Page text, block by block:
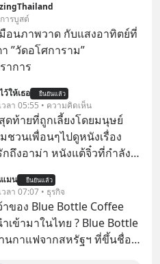
เพราะนอกจากจะช่วยลด
ด้แล้ว ยังเป็นโอกาสในการ
งระยะยาว แต่น้อยคน
กว่า ถ้าลงทุนใน RMF ควรรู้
วรดู ตรงไหน ทำอย่างไร ถึง
แล้วเราควรรู้ข้อมูลอะไร
บ้าง เพื่อให้นำไปใช้ต่อได้
ๆ ลงทุนแมนจะเล่าให้ฟัง
ารบูสต์
อนภาพวาด กับแสงอาทิตย์ที่
”วัดอโศการาม”
าการ
ว้ให้เธอ ยืนยันแล้ว
วลา 05:55 • ความคิดเห็น
ท้ายที่ถูกเลี้ยงโดยมนุษย์
ชวนเพื่อนๆไปดูหนังเรื่อง
หนังแต้จิ๋วที่กำลัง
ปสเตอร์หนังเรื่องนี้หลาย
ากดูมาก ด้วยเพราะว่า
ากเมืองจีน ป๊าก็พูดแต้จิ๋วได้
มีความผูกพันที่ได้ยินตั้งแต่
มน ยืนยันแล้ว
ลา 07:07 • ธุรกิจ
าของ Blue Bottle Coffee
เข้ามาในไทย ? Blue Bottle
นกาแฟจากสหรัฐฯ ที่ขึ้นชื่อ